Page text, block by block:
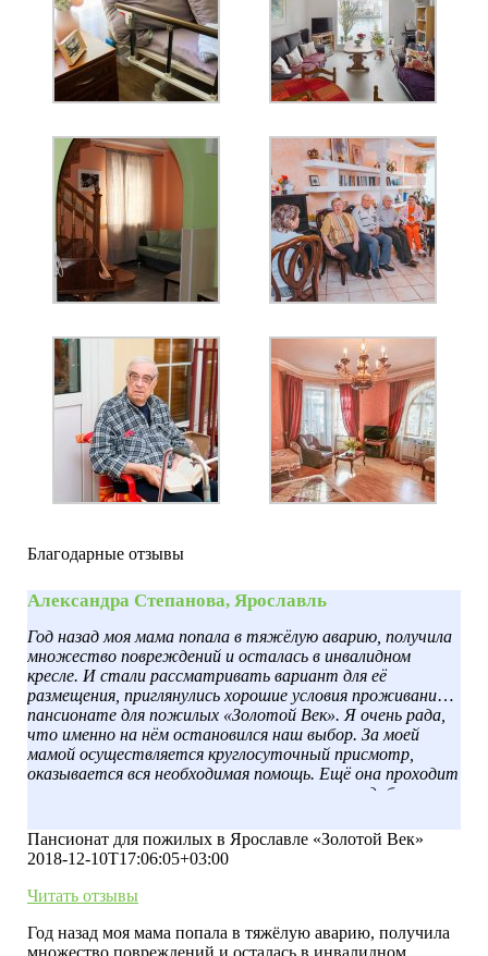
Благодарные отзывы
Александра Степанова, Ярославль
Год назад моя мама попала в тяжёлую аварию, получила
множество повреждений и осталась в инвалидном
кресле. И стали рассматривать вариант для её
размещения, приглянулись хорошие условия проживания в
пансионате для пожилых «Золотой Век». Я очень рада,
что именно на нём остановился наш выбор. За моей
мамой осуществляется круглосуточный присмотр,
оказывается вся необходимая помощь. Ещё она проходит
специализированное лечение, которое врач подобрал
психологическую поддержку. Спасибо вам, каждый раз
навещая маму в выходные, я вижу, что ей действительно
Пансионат для пожилых в Ярославле «Золотой Век»
2018-12-10T17:06:05+03:00
Читать отзывы
Год назад моя мама попала в тяжёлую аварию, получила